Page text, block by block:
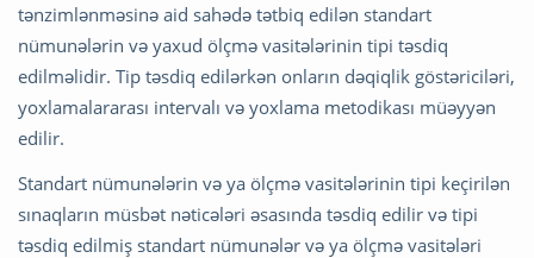
tənzimlənməsinə aid sahədə tətbiq edilən standart
nümunələrin və yaxud ölçmə vasitələrinin tipi təsdiq
edilməlidir. Tip təsdiq edilərkən onların dəqiqlik göstəriciləri,
yoxlamalararası intervalı və yoxlama metodikası müəyyən
edilir.
Standart nümunələrin və ya ölçmə vasitələrinin tipi keçirilən
sınaqların müsbət nəticələri əsasında təsdiq edilir və tipi
təsdiq edilmiş standart nümunələr və ya ölçmə vasitələri